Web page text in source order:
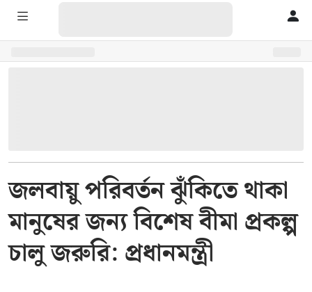
জলবায়ু পরিবর্তন ঝুঁকিতে থাকা
মানুষের জন্য বিশেষ বীমা প্রকল্প
চালু জরুরি: প্রধানমন্ত্রী